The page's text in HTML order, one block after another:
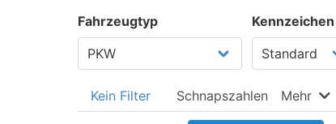
Fahrzeugtyp
Kein Filter Schnapszahlen Mehr